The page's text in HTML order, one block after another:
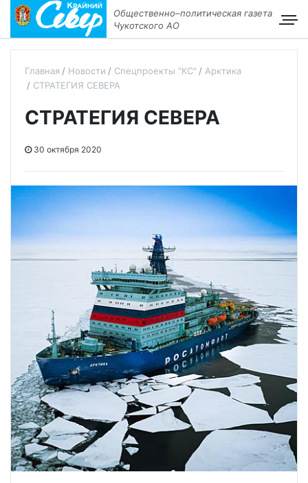
Общественно–политическая газета
Чукотского АО
Главная Новости Спецпроекты "КС"
Арктика
СТРАТЕГИЯ СЕВЕРА
СТРАТЕГИЯ СЕВЕРА
30 октября 2020